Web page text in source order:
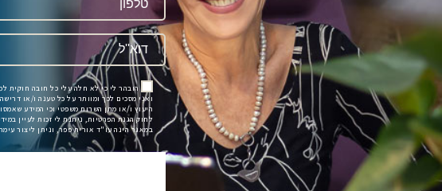
הובהר לי כי לא חלה עלי כל חובה חוקית
ואני מסכים לכך ומוותר על כל טענה ו/או
לחוק הגנת הפרטיות, ניתנת לי זכות לעיין
במאגר הינה עו"ד אורית פפר, וניתן ליצור עימה קשר